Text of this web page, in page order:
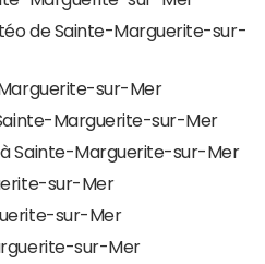
de Sainte-Marguerite-sur-
sur-Mer
Marguerite-sur-Mer
Sainte-Marguerite-sur-Mer
sur-Mer
sur-Mer
sur-Mer